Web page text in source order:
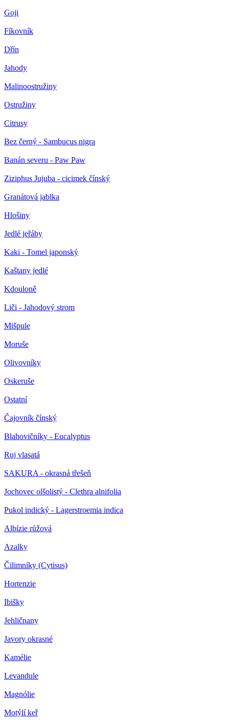
Goji
Fíkovník
Dřín
Jahody
Malinoostružiny
Ostružiny
Citrusy
Bez černý - Sambucus nigra
Banán severu - Paw Paw
Ziziphus Jujuba - cicimek čínský
Granátová jablka
Hlošiny
Jedlé jeřáby
Kaki - Tomel japonský
Kaštany jedlé
Kdouloně
Liči - Jahodový strom
Mišpule
Moruše
Olivovníky
Oskeruše
Ostatní
Čajovník čínský
Blahovičníky - Eucalyptus
Ruj vlasatá
SAKURA - okrasná třešeň
Jochovec olšolistý - Clethra alnifolia
Pukol indický - Lagerstroemia indica
Albízie růžová
Azalky
Čilimníky (Cytisus)
Hortenzie
Ibišky
Jehličnany
Javory okrasné
Kamélie
Levandule
Magnólie
Motýlí keř